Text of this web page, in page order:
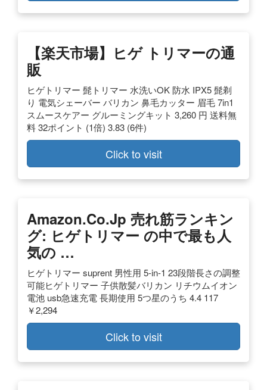
【楽天市場】ヒゲ トリマーの通
販
ヒゲトリマー 髭トリマー 水洗いOK 防水 IPX5 髭剃
り 電気シェーバー バリカン 鼻毛カッター 眉毛 7in1
スムースケアー グルーミングキット 3,260 円 送料無
料 32ポイント (1倍) 3.83 (6件)
Click to visit
Amazon.co.jp 売れ筋ランキン
グ: ヒゲトリマー の中で最も人
気の …
ヒゲトリマー suprent 男性用 5-in-1 23段階長さの調整
可能ヒゲトリマー 子供散髪バリカン リチウムイオン
電池 usb急速充電 長期使用 5つ星のうち 4.4 117
￥2,294
Click to visit